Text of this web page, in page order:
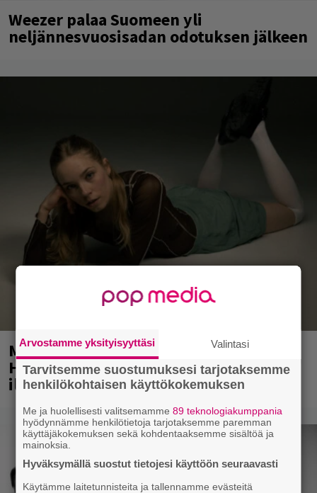
Weezer palaa Suomeen yli
neljännesvuosisadan odotuksen jälkeen
Mainio ohjelmatoimisto juhlii
Helsingissä 10-vuotista taivaltaan –
ilmaistapahtumassa loistoesiintyjät
Arvostamme yksityisyyttäsi Valintasi
Tarvitsemme suostumuksesi tarjotaksemme
henkilökohtaisen käyttökokemuksen
Me ja huolellisesti valitsemamme89 teknologiakumppania
hyödynnämme henkilötietoja tarjotaksemme paremman
käyttäjäkokemuksen sekä kohdentaaksemme sisältöä ja
mainoksia.
Hyväksymällä suostut tietojesi käyttöön seuraavasti
Käytämme laitetunnisteita ja tallennamme evästeitä